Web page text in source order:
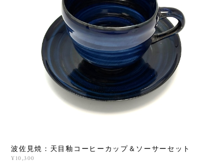
波佐見焼：天目釉コーヒーカップ＆ソーサーセット
¥10,300